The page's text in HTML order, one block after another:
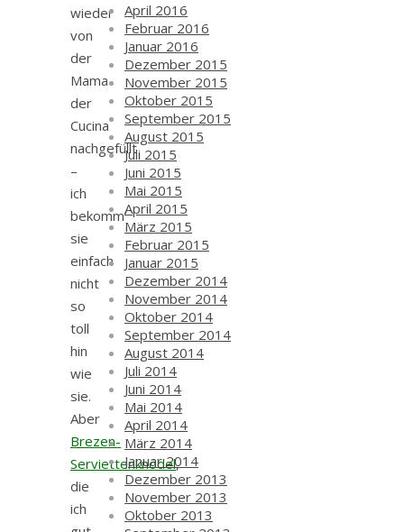
wieder
von
der
Mama
der
Cucina
nachgefüllt
–
ich
bekomm’
sie
einfach
nicht
so
toll
hin
wie
sie.
Aber
Brezen-
Serviettenknödel,
die
ich
April 2016
Februar 2016
Januar 2016
Dezember 2015
November 2015
Oktober 2015
September 2015
August 2015
Juli 2015
Juni 2015
Mai 2015
April 2015
März 2015
Februar 2015
Januar 2015
Dezember 2014
November 2014
Oktober 2014
September 2014
August 2014
Juli 2014
Juni 2014
Mai 2014
April 2014
März 2014
Januar 2014
Dezember 2013
November 2013
Oktober 2013